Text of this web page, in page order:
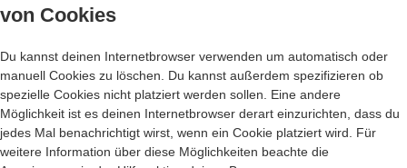
von Cookies
Du kannst deinen Internetbrowser verwenden um automatisch oder
manuell Cookies zu löschen. Du kannst außerdem spezifizieren ob
spezielle Cookies nicht platziert werden sollen. Eine andere
Möglichkeit ist es deinen Internetbrowser derart einzurichten, dass du
jedes Mal benachrichtigt wirst, wenn ein Cookie platziert wird. Für
weitere Information über diese Möglichkeiten beachte die